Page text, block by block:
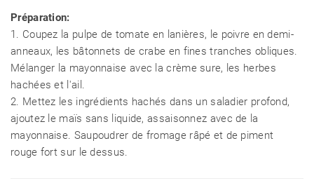
Préparation:
1. Coupez la pulpe de tomate en lanières, le poivre en demi-
anneaux, les bâtonnets de crabe en fines tranches obliques.
Mélanger la mayonnaise avec la crème sure, les herbes
hachées et l'ail.
2. Mettez les ingrédients hachés dans un saladier profond,
ajoutez le maïs sans liquide, assaisonnez avec de la
mayonnaise. Saupoudrer de fromage râpé et de piment
rouge fort sur le dessus.